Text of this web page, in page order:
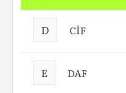
D CİF
E DAF